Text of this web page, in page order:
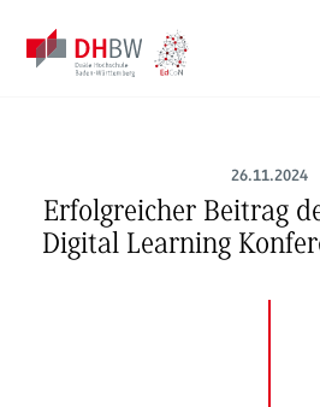
26.11.2024
Erfolgreicher Beitrag
Digital Learning